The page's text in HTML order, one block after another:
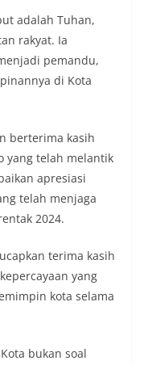
adalah Tuhan,
rakyat. Ia
pemandu,
di Kota
berterima kasih
yang telah melantik
apresiasi
telah menjaga
2024.
terima kasih
yang
kota selama
bukan soal